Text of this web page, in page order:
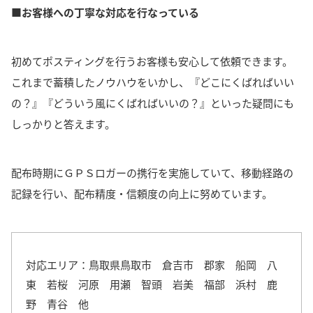
■お客様への丁寧な対応を行なっている
初めてポスティングを行うお客様も安心して依頼できます。
これまで蓄積したノウハウをいかし、『どこにくばればいい
の？』『どういう風にくばればいいの？』といった疑問にも
しっかりと答えます。
配布時期にＧＰＳロガーの携行を実施していて、移動経路の
記録を行い、配布精度・信頼度の向上に努めています。
対応エリア： 鳥取県鳥取市 倉吉市 郡家 船岡 八
東 若桜 河原 用瀬 智頭 岩美 福部 浜村 鹿
野 青谷 他